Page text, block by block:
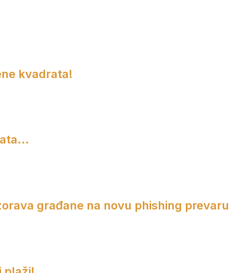
kvadrata!
građane na novu phishing prevaru